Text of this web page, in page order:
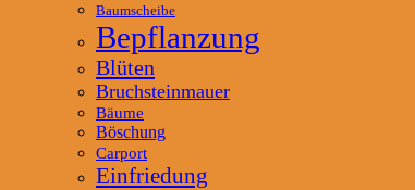
Baumscheibe
Bepflanzung
Blüten
Bruchsteinmauer
Bäume
Böschung
Carport
Einfriedung